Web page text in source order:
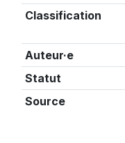
Classification
Auteur·e
Statut
Source